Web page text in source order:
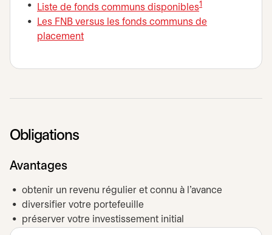
Liste de fonds communs disponibless’ouvre dans
1
Les FNB versus les fonds communs de
placement
Obligations
Avantages
obtenir un revenu régulier et connu à l’avance
diversifier votre portefeuille
préserver votre investissement initial